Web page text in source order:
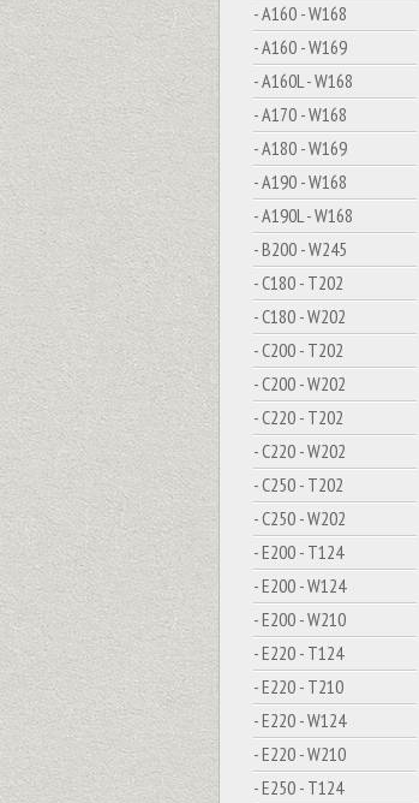
- A160 - W168
- A160 - W169
- A160L - W168
- A170 - W168
- A180 - W169
- A190 - W168
- A190L - W168
- B200 - W245
- C180 - T202
- C180 - W202
- C200 - T202
- C200 - W202
- C220 - T202
- C220 - W202
- C250 - T202
- C250 - W202
- E200 - T124
- E200 - W124
- E200 - W210
- E220 - T124
- E220 - T210
- E220 - W124
- E220 - W210
- E250 - T124